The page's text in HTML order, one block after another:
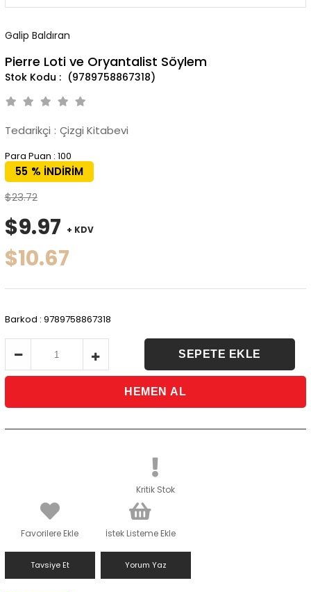
Galip Baldıran
Pierre Loti ve Oryantalist Söylem
(9789758867318)
Tedarikçi : Çizgi Kitabevi
Para Puan : 100
%
55
İNDIRIM
$23.72
$9.97 + KDV
$10.67
Barkod : 9789758867318
Kritik Stok
Favorilere Ekle İstek Listeme Ekle
Tavsiye Et Yorum Yaz